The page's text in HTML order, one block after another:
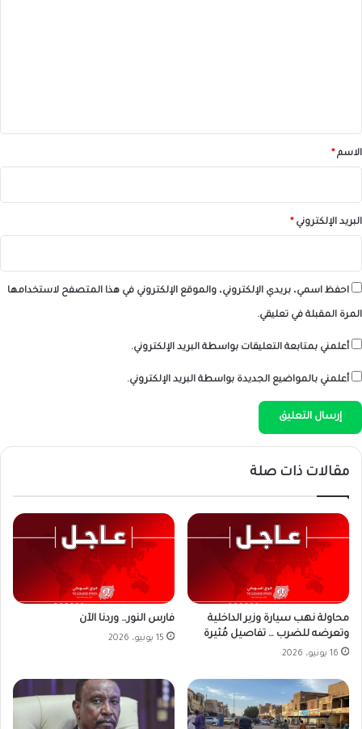
*الاسم*
البريد الإلكتروني*
احفظ اسمي، بريدي الإلكتروني، والموقع الإلكتروني في هذا المتصفح لاستخدامها
المرة المقبلة في تعليقي.
أعلمني بمتابعة التعليقات بواسطة البريد الإلكتروني.
أعلمني بالمواضيع الجديدة بواسطة البريد الإلكتروني.
مقالات ذات صلة
محاولة نهب سيارة وزير الداخلية
وتعرضه للضرب … تفاصيل مُثيرة
16 يونيو، 2026
فارس النور… وردنا الآن
15 يونيو، 2026